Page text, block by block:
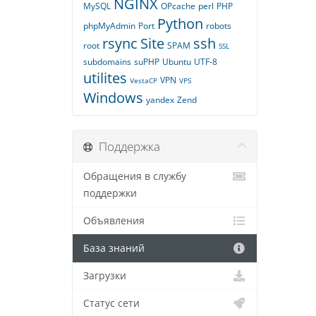
MySQL NGINX OPcache perl PHP
phpMyAdmin Port Python robots
root rsync Site SPAM ssh SSL
subdomains suPHP Ubuntu UTF-8
utilites VestaCP VPN VPS
Windows yandex Zend
Поддержка
Обращения в службу
поддержки
Объявления
База знаний
Загрузки
Статус сети